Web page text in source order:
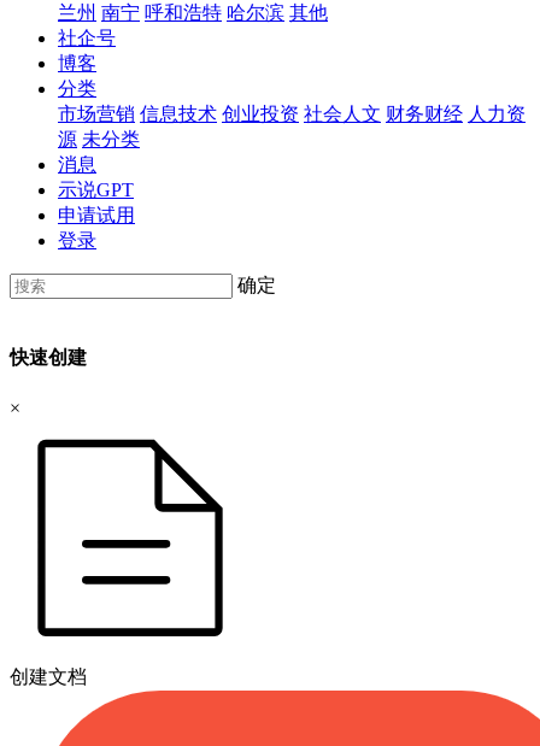
兰州 南宁 呼和浩特 哈尔滨 其他
社企号
博客
分类
市场营销 信息技术 创业投资 社会人文 财务财经 人力资
源 未分类
消息
示说GPT
申请试用
登录
确定
快速创建
×
创建文档